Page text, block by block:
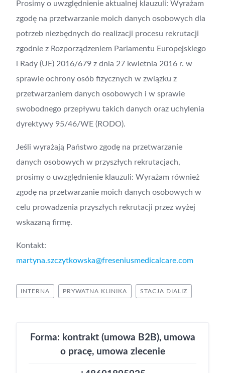
Prosimy o uwzględnienie aktualnej klauzuli: Wyrażam
zgodę na przetwarzanie moich danych osobowych dla
potrzeb niezbędnych do realizacji procesu rekrutacji
zgodnie z Rozporządzeniem Parlamentu Europejskiego
i Rady (UE) 2016/679 z dnia 27 kwietnia 2016 r. w
sprawie ochrony osób fizycznych w związku z
przetwarzaniem danych osobowych i w sprawie
swobodnego przepływu takich danych oraz uchylenia
dyrektywy 95/46/WE (RODO).
Jeśli wyrażają Państwo zgodę na przetwarzanie
danych osobowych w przyszłych rekrutacjach,
prosimy o uwzględnienie klauzuli: Wyrażam również
zgodę na przetwarzanie moich danych osobowych w
celu prowadzenia przyszłych rekrutacji przez wyżej
wskazaną firmę.
Kontakt:
martyna.szczytkowska@freseniusmedicalcare.com
INTERNA PRYWATNA KLINIKA STACJA DIALIZ
Forma: kontrakt (umowa B2B), umowa
o pracę, umowa zlecenie